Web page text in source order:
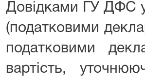
Довідками ГУ ДФС у
(податковими
податковими
вартість,